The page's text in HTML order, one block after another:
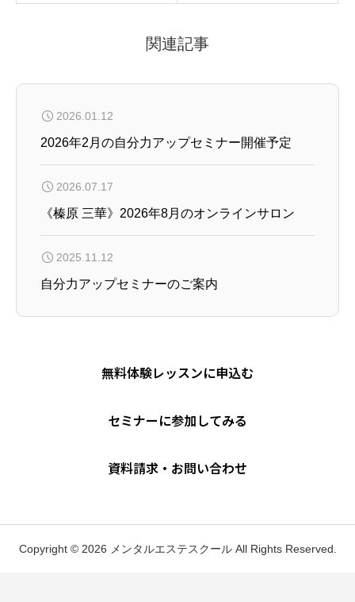
関連記事
2026.01.12
2026年2月の自分力アップセミナー開催予定
2026.07.17
《榛原 三華》2026年8月のオンラインサロン
2025.11.12
自分力アップセミナーのご案内
無料体験レッスンに申込む
セミナーに参加してみる
資料請求・お問い合わせ
Copyright © 2026 メンタルエステスクール All Rights Reserved.